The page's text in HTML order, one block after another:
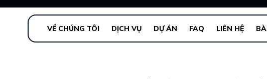
VỀ CHÚNG TÔI DỊCH VỤ DỰ ÁN FAQ LIÊN HỆ